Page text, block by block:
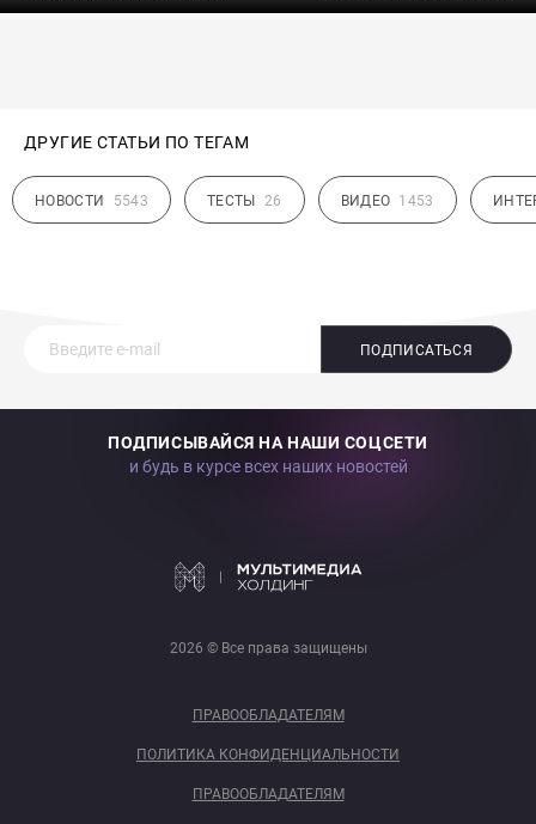
ДРУГИЕ СТАТЬИ ПО ТЕГАМ
НОВОСТИ 5543 ТЕСТЫ 26 ВИДЕО 1453
ПОДПИСАТЬСЯ
ПОДПИСЫВАЙСЯ НА НАШИ СОЦСЕТИ
и будь в курсе всех наших новостей
2026 © Все права защищены
ПРАВООБЛАДАТЕЛЯМ
ПОЛИТИКА КОНФИДЕНЦИАЛЬНОСТИ
ПРАВООБЛАДАТЕЛЯМ